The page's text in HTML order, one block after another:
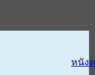
หนัง